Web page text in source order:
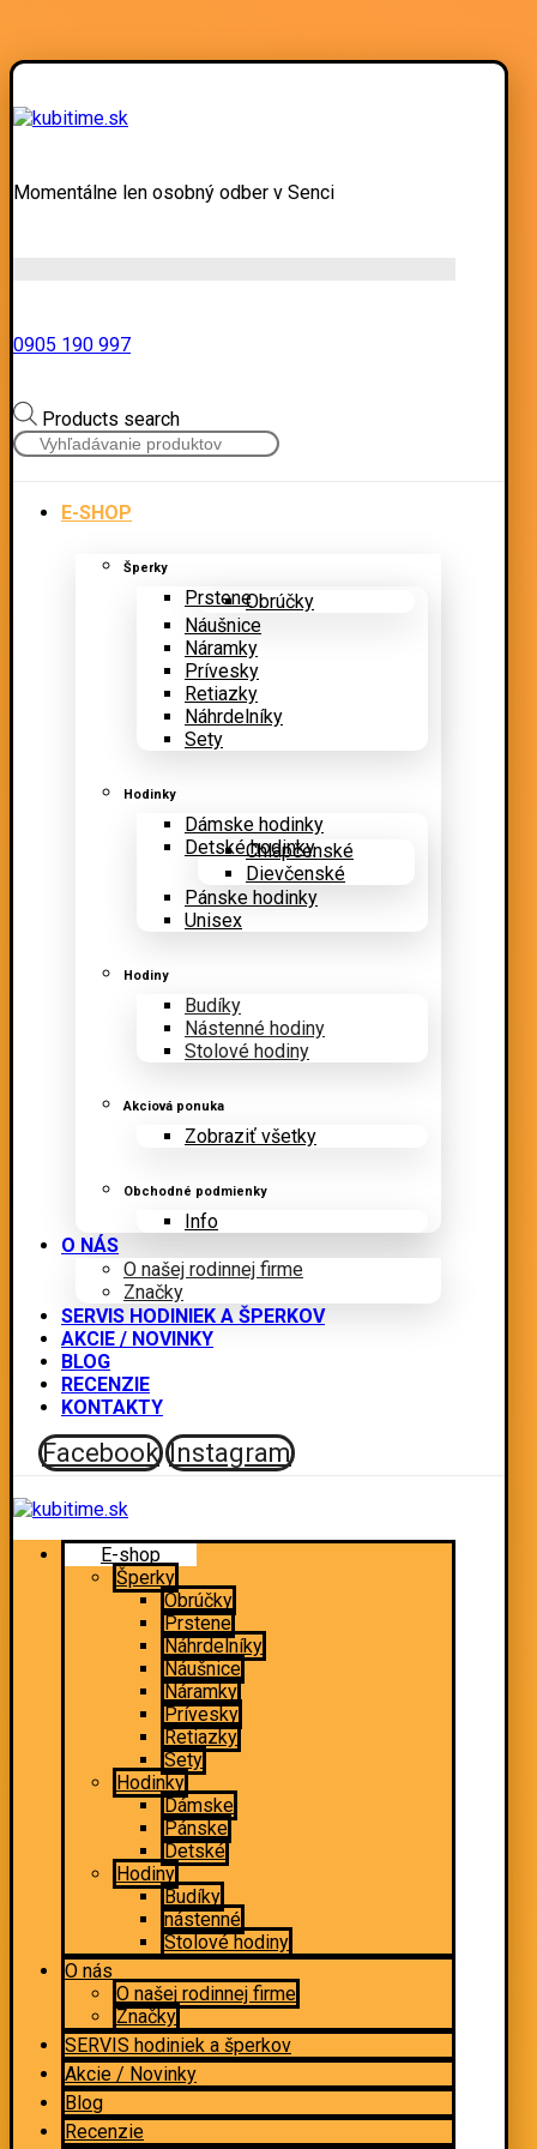
Momentálne len osobný odber v Senci
0905 190 997
Products search
E-SHOP
Šperky
PrsteneObrúčky
Náušnice
Náramky
Prívesky
Retiazky
Náhrdelníky
Sety
Hodinky
Dámske hodinky
Detské hodinky
Chlapčenské
Dievčenské
Pánske hodinky
Unisex
Hodiny
Budíky
Nástenné hodiny
Stolové hodiny
Akciová ponuka
Zobraziť všetky
Obchodné podmienky
Info
O NÁS
O našej rodinnej firme
Značky
SERVIS HODINIEK A ŠPERKOV
AKCIE / NOVINKY
BLOG
RECENZIE
KONTAKTY
Facebook Instagram
E-shop
Šperky
Obrúčky
Prstene
Náhrdelníky
Náušnice
Náramky
Prívesky
Retiazky
Sety
Hodinky
Dámske
Pánske
Detské
Hodiny
Budíky
nástenné
Stolové hodiny
O nás
O našej rodinnej firme
Značky
SERVIS hodiniek a šperkov
Akcie / Novinky
Blog
Recenzie